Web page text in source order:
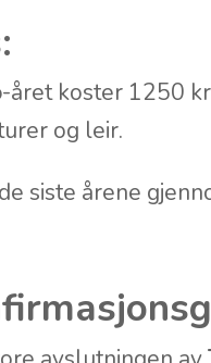
-året koster 1250
og leir.
siste årene